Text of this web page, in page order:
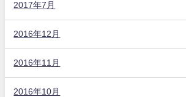
2017年7月
2016年12月
2016年11月
2016年10月